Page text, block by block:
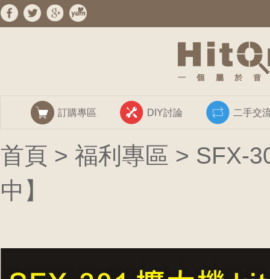
訂購專區 DIY討論 二手交
首頁 > 福利專區 > SFX-
中】